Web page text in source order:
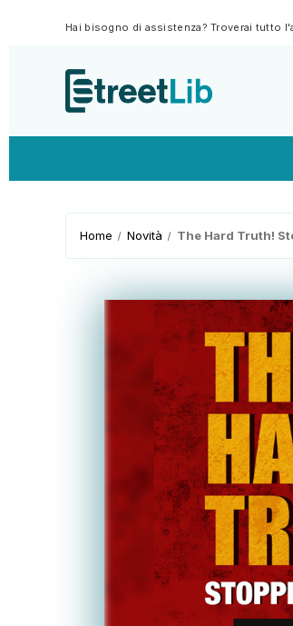
Hai bisogno di assistenza? Troverai tutto
Home Novità The Hard Truth!